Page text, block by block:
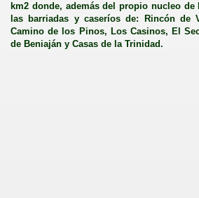
km2 donde, además del propio nucleo de
las barriadas y caseríos de: Rincón de
Camino de los Pinos, Los Casinos, El
de Beniaján y Casas de la Trinidad.